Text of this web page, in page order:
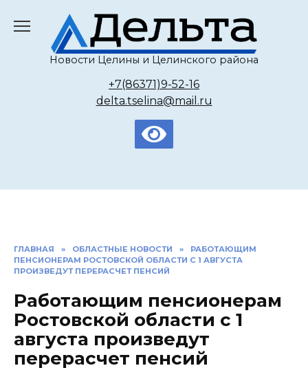
содержанию
Новости Целины и Целинского района
+7(86371)9-52-16
delta.tselina@mail.ru
ГЛАВНАЯ » ОБЛАСТНЫЕ НОВОСТИ »
РАБОТАЮЩИМ
ПЕНСИОНЕРАМ РОСТОВСКОЙ ОБЛАСТИ С 1 АВГУСТА
ПРОИЗВЕДУТ ПЕРЕРАСЧЕТ ПЕНСИЙ
Работающим пенсионерам
Ростовской области с 1
августа произведут
перерасчет пенсий